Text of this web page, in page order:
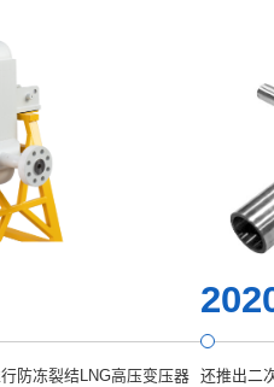
防冻裂结LNG高压变压器 还推出二